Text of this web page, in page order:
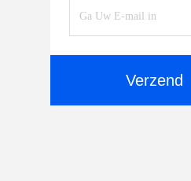
Verzend